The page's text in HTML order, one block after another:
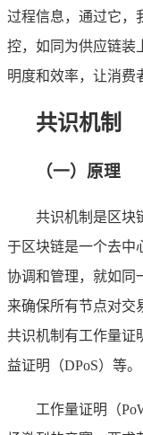
过程信息，通过它，
控，如同为供应链装
明度和效率，让消费
共识机制
（一）原理
共识机制是区块
于区块链是一个去中
协调和管理，就如同
来确保所有节点对交
共识机制有工作量证
益证明（DPoS）等。
工作量证明（